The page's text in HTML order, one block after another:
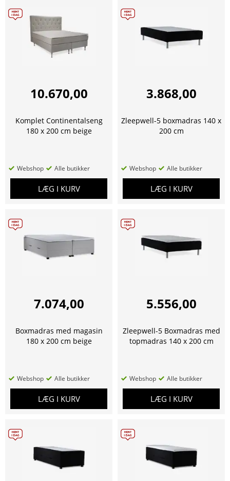
10.670,00
Komplet Continentalseng
180 x 200 cm beige
Webshop Alle butikker
LÆG I KURV
3.868,00
Zleepwell-5 boxmadras 140 x
200 cm
Webshop Alle butikker
LÆG I KURV
7.074,00
Boxmadras med magasin
180 x 200 cm beige
Webshop Alle butikker
LÆG I KURV
5.556,00
Zleepwell-5 Boxmadras med
topmadras 140 x 200 cm
Webshop Alle butikker
LÆG I KURV